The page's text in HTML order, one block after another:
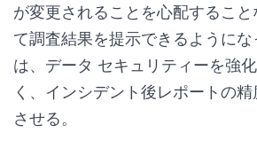
が変更されることを心配するこ
て調査結果を提示できるように
は、データ セキュリティーを強
く、インシデント後レポートの
させる。